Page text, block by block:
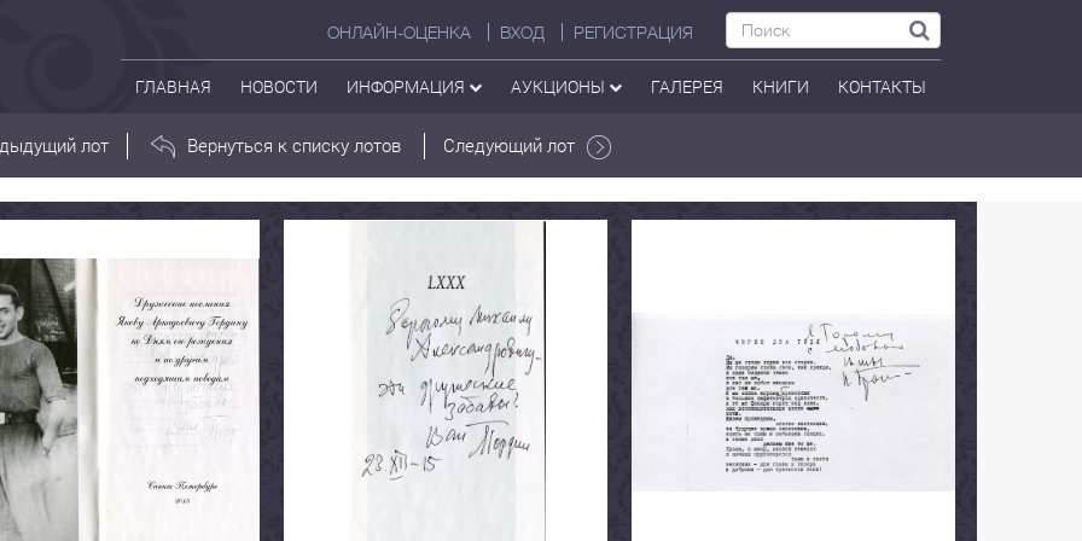
ОНЛАЙН-ОЦЕНКА ВХОД РЕГИСТРАЦИЯ
ГЛАВНАЯ НОВОСТИ ИНФОРМАЦИЯ АУКЦИОНЫ ГАЛЕРЕЯ КНИГИ КОНТАКТЫ
лот Вернуться к списку лотов Следующий лот